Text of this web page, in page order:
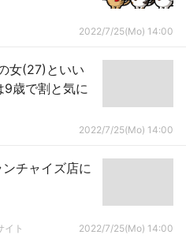
2022/7/25(Mo) 14:00
女(27)といい
歳で割と気に
2022/7/25(Mo) 14:00
チャイズ店に
イト 2022/7/25(Mo) 14:00